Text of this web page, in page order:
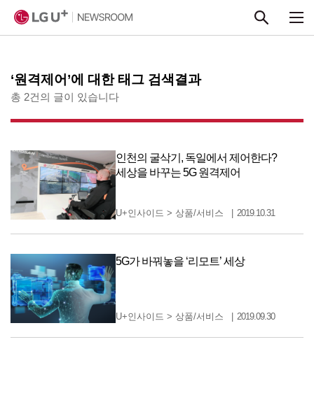
‘원격제어’에 대한 태그 검색결과
총 2건의 글이 있습니다
인천의 굴삭기, 독일에서 제어한다?
세상을 바꾸는 5G 원격제어
U+인사이드 >상품/서비스 2019.10.31
5G가 바꿔놓을 ‘리모트’ 세상
U+인사이드 >상품/서비스 2019.09.30